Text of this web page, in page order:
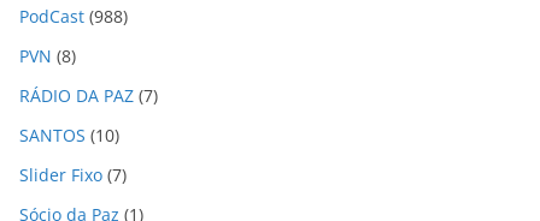
PodCast (988)
PVN (8)
RÁDIO DA PAZ (7)
SANTOS (10)
Slider Fixo (7)
Sócio da Paz (1)